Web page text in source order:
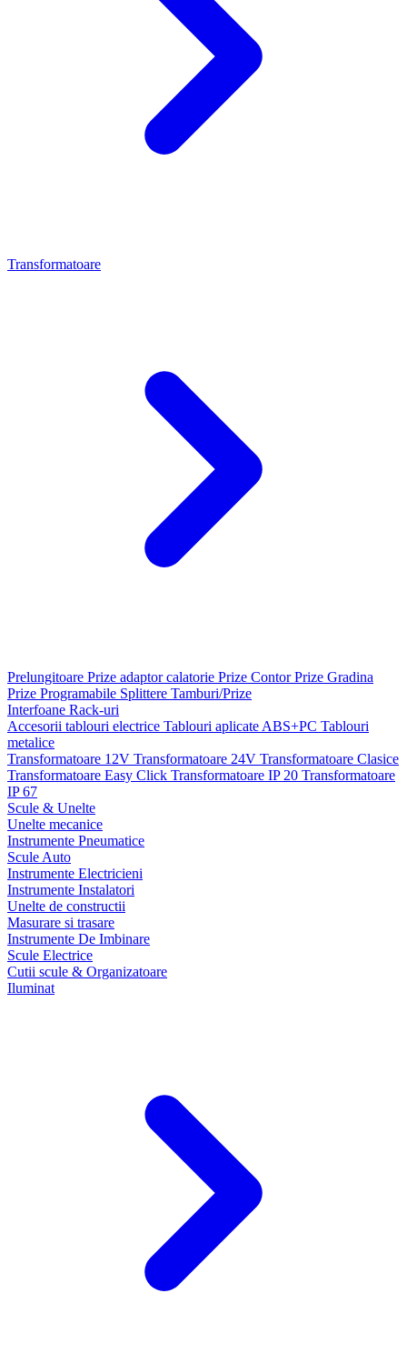
Transformatoare
Prelungitoare Prize adaptor calatorie Prize ContorPrize Gradina
Prize Programabile Splittere Tamburi/Prize
Interfoane Rack-uri
Accesorii tablouri electrice Tablouri aplicate ABS+PC Tablouri
metalice
Transformatoare 12V Transformatoare 24V Transformatoare Clasice
Transformatoare Easy Click Transformatoare IP 20 Transformatoare
IP 67
Scule & Unelte
Unelte mecanice
Instrumente Pneumatice
Scule Auto
Instrumente Electricieni
Instrumente Instalatori
Unelte de constructii
Masurare si trasare
Instrumente De Imbinare
Scule Electrice
Cutii scule & Organizatoare
Iluminat